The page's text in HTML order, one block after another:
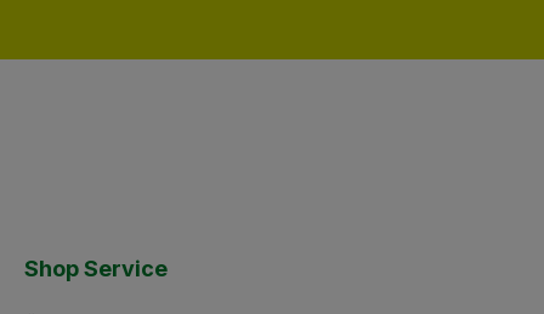
Shop Service